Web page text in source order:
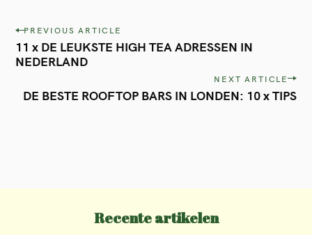
P
o
PREVIOUS ARTICLE
11 x DE LEUKSTE HIGH TEA ADRESSEN IN
NEDERLAND
NEXT ARTICLE
DE BESTE ROOFTOP BARS IN LONDEN: 10 x TIPS
Recente artikelen